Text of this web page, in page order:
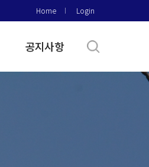
Home Login
공지사항